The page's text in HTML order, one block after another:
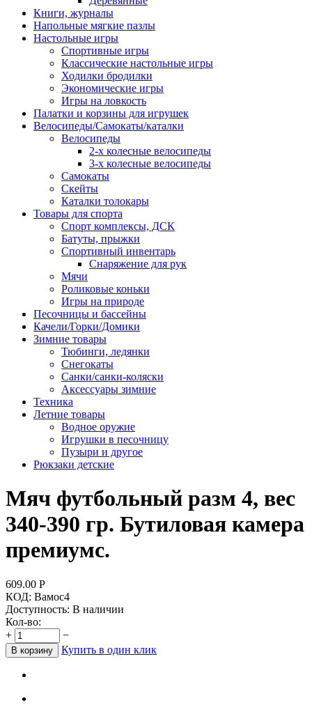
Книги, журналы
Напольные мягкие пазлы
Настольные игры
Спортивные игры
Классические настольные игры
Ходилки бродилки
Экономические игры
Игры на ловкость
Палатки и корзины для игрушек
Велосипеды/Самокаты/каталки
Велосипеды
2-х колесные велосипеды
3-х колесные велосипеды
Самокаты
Скейты
Каталки толокары
Товары для спорта
Спорт комплексы, ДСК
Батуты, прыжки
Спортивный инвентарь
Снаряжение для рук
Мячи
Роликовые коньки
Игры на природе
Песочницы и бассейны
Качели/Горки/Домики
Зимние товары
Тюбинги, ледянки
Снегокаты
Санки/санки-коляски
Аксессуары зимние
Техника
Летние товары
Водное оружие
Игрушки в песочницу
Пузыри и другое
Рюкзаки детские
Мяч футбольный разм 4, вес
340-390 гр. Бутиловая камера
премиумс.
609.00 Р
КОД: Вамос4
Доступность: В наличии
Кол-во:
+
−
В корзину Купить в один клик